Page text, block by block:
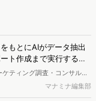
事のフォームから無料でダ
もとにAIがデータ抽出
ト作成まで実行する
開始
ティング調査・コンサルテ
リューズは、国内最大規模
たマーケティングリサーチ
マナミナ編集部